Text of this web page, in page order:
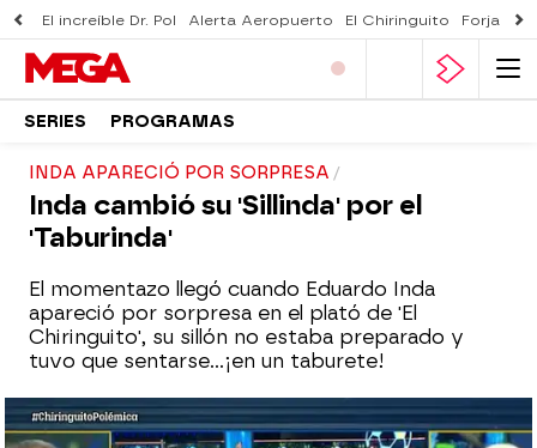
El increíble Dr. Pol Alerta Aeropuerto El Chiringuito Forjado
SERIES PROGRAMAS
INDA APARECIÓ POR SORPRESA
Inda cambió su 'Sillinda' por el
'Taburinda'
El momentazo llegó cuando Eduardo Inda
apareció por sorpresa en el plató de 'El
Chiringuito', su sillón no estaba preparado y
tuvo que sentarse...¡en un taburete!